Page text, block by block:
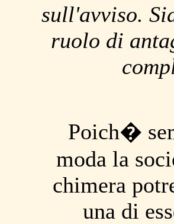
sull'avviso.
ruolo di
Poich�
moda la
chimera
una di